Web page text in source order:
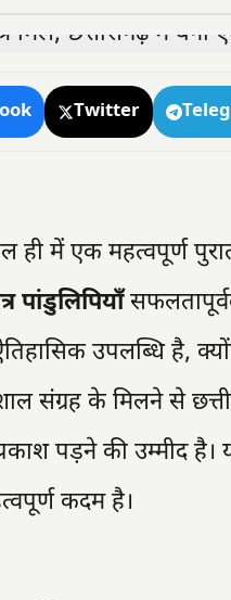
Twitter
ही में एक महत्वपूर्ण
पांडुलिपियाँ
उपलब्धि है,
संग्रह के मिलने से
पड़ने की उम्मीद है।
कदम है।